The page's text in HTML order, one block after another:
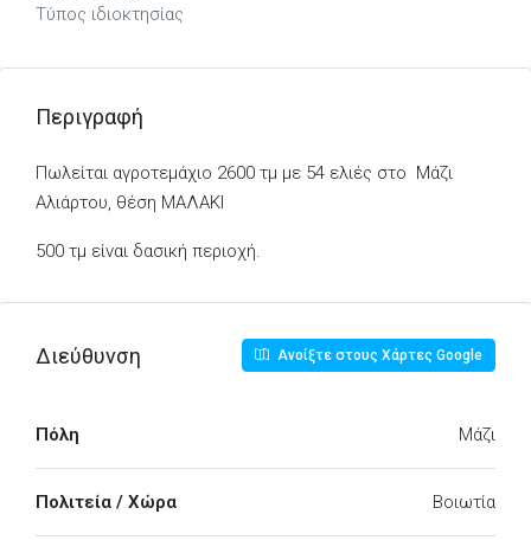
Τύπος ιδιοκτησίας
Περιγραφή
Πωλείται αγροτεμάχιο 2600 τμ με 54 ελιές στο Μάζι
Αλιάρτου, θέση ΜΑΛΑΚΙ
500 τμ είναι δασική περιοχή.
Διεύθυνση Ανοίξτε στους Χάρτες Google
Πόλη Μάζι
Πολιτεία / Χώρα Βοιωτία